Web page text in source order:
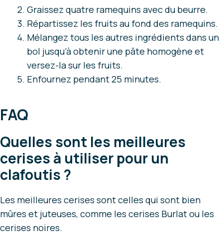
Graissez quatre ramequins avec du beurre.
Répartissez les fruits au fond des ramequins.
Mélangez tous les autres ingrédients dans un
bol jusqu’à obtenir une pâte homogène et
versez-la sur les fruits.
Enfournez pendant 25 minutes.
FAQ
Quelles sont les meilleures
cerises à utiliser pour un
clafoutis ?
Les meilleures cerises sont celles qui sont bien
mûres et juteuses, comme les cerises Burlat ou les
cerises noires.